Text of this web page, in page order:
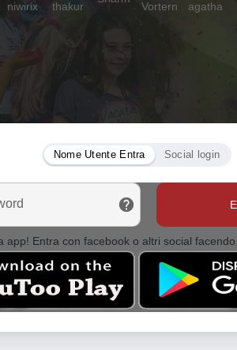
Nome Utente Entra Social login
Entra con facebook o altri social